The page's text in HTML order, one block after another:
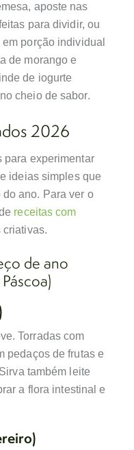
aposte nas
para dividir, ou
porção individual
de morango e
de iogurte
cheio de sabor.
2026
para experimentar
ideias simples que
ano. Para ver o
receitas com
de ano
Torradas com
pedaços de frutas e
também leite
a flora intestinal e